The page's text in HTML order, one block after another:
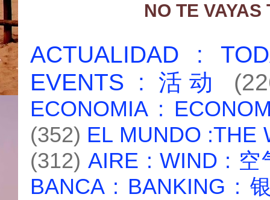
NO TE
ACTUALIDAD :
EVENTS : 活动
ECONOMIA :
(352) EL MUNDO :THE
(312) AIRE : WIND : 空
BANCA : BANKING :